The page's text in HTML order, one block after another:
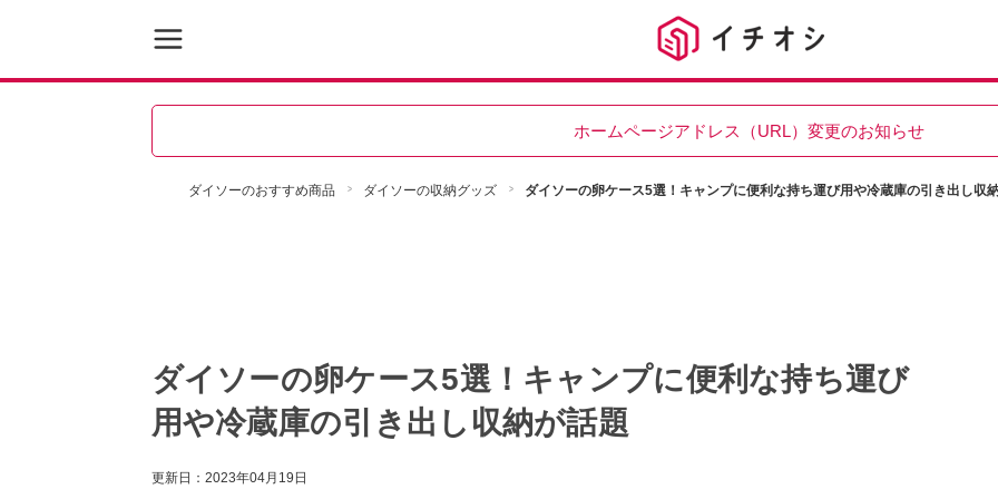
ホームページアドレス（URL）変更のお知らせ
ダイソーのおすすめ商品 ダイソーの収納グッズ ダイソーの卵ケース5選！キャンプに便利な持ち運び用や冷蔵庫の引き出し収
ダイソーの卵ケース5選！キャンプに便利な持ち運び
用や冷蔵庫の引き出し収納が話題
更新日： 2023年04月19日